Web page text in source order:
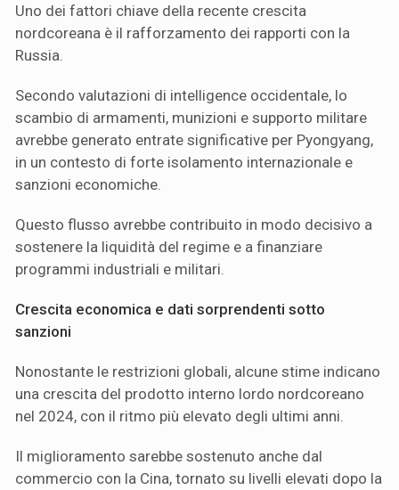
Uno dei fattori chiave della recente crescita
nordcoreana è il rafforzamento dei rapporti con la
Russia.
Secondo valutazioni di intelligence occidentale, lo
scambio di armamenti, munizioni e supporto militare
avrebbe generato entrate significative per Pyongyang,
in un contesto di forte isolamento internazionale e
sanzioni economiche.
Questo flusso avrebbe contribuito in modo decisivo a
sostenere la liquidità del regime e a finanziare
programmi industriali e militari.
Crescita economica e dati sorprendenti sotto
sanzioni
Nonostante le restrizioni globali, alcune stime indicano
una crescita del prodotto interno lordo nordcoreano
nel 2024, con il ritmo più elevato degli ultimi anni.
Il miglioramento sarebbe sostenuto anche dal
commercio con la Cina, tornato su livelli elevati dopo la